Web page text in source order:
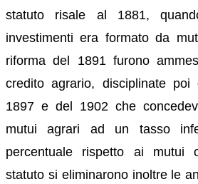
statuto risale al 1881,
investimenti era formato da
riforma del 1891 furono
credito agrario, disciplinate poi
1897 e del 1902 che
mutui agrari ad un tasso
percentuale rispetto ai mutui
statuto si eliminarono inoltre le